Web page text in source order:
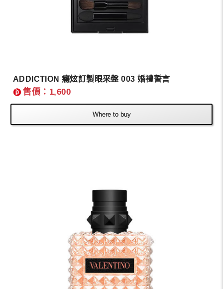
ADDICTION 癮炫訂製眼采盤 003 婚禮誓言
售價：1,600
Where to buy